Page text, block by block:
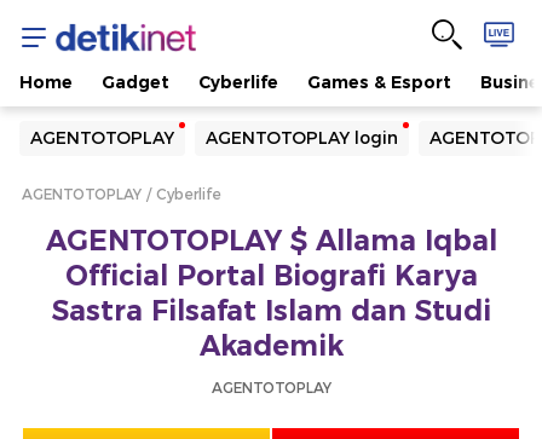
Home Gadget Cyberlife Games & Esport
AGENTOTOPLAY AGENTOTOPLAY login
Yang sedang ramai dicari
Loading...
Loading...
AGENTOTOPLAY Cyberlife
AGENTOTOPLAY $ Allama Iqbal
Official Portal Biografi Karya
Sastra Filsafat Islam dan Studi
Akademik
AGENTOTOPLAY